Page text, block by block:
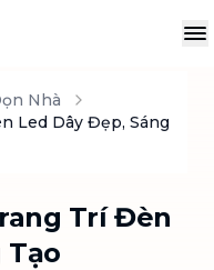
Nhà
Led Dây Đẹp, Sáng
Trí Đèn
Tạo